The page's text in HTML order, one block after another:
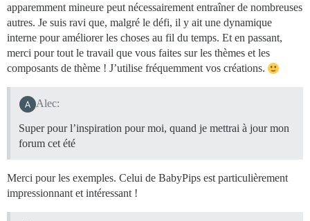
apparemment mineure peut nécessairement entraîner de nombreuses
autres. Je suis ravi que, malgré le défi, il y ait une dynamique
interne pour améliorer les choses au fil du temps. Et en passant,
merci pour tout le travail que vous faites sur les thèmes et les
composants de thème ! J’utilise fréquemment vos créations.
Alec:
Super pour l’inspiration pour moi, quand je mettrai à jour mon
forum cet été
Merci pour les exemples. Celui de BabyPips est particulièrement
impressionnant et intéressant !